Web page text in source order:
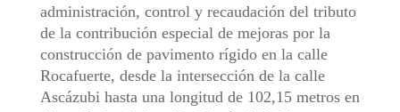
administración, control y recaudación del tributo
de la contribución especial de mejoras por la
construcción de pavimento rígido en la calle
Rocafuerte, desde la intersección de la calle
Ascázubi hasta una longitud de 102,15 metros en